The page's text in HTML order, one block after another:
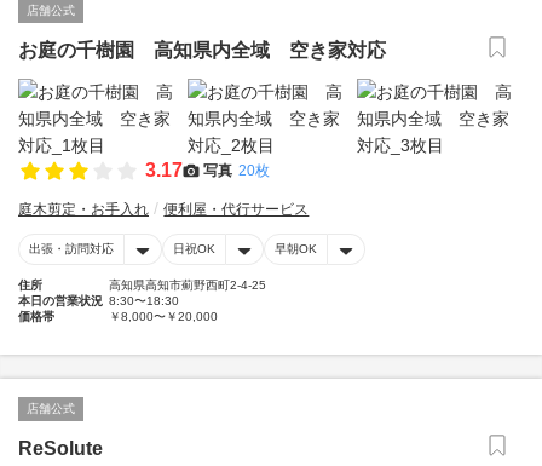
店舗公式
お庭の千樹園 高知県内全域 空き家対応
3.17 写真 20枚
庭木剪定・お手入れ 便利屋・代行サービス
出張・訪問対応 日祝OK 早朝OK
住所
高知県高知市薊野西町2-4-25
本日の営業状況 8:30〜18:30
価格帯
￥8,000〜￥20,000
店舗公式
ReSolute